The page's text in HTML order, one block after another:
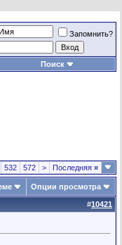
Запомнить?
Поиск
532 572 > Последняя »
Опции просмотра
#10421